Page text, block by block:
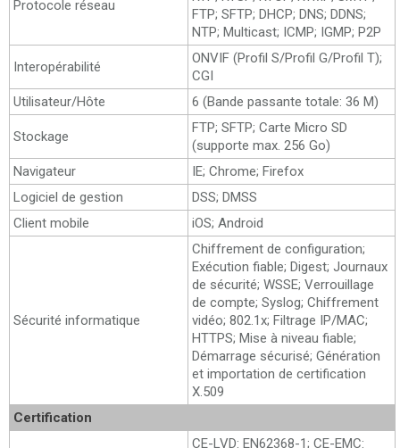
Protocole réseau
FTP; SFTP; DHCP; DNS; DDNS;
NTP; Multicast; ICMP; IGMP; P2P
Interopérabilité
ONVIF (Profil S/Profil G/Profil T);
CGI
Utilisateur/Hôte
6 (Bande passante totale: 36 M)
Stockage
FTP; SFTP; Carte Micro SD
(supporte max. 256 Go)
Navigateur
IE; Chrome; Firefox
Logiciel de gestion
DSS; DMSS
Client mobile
iOS; Android
Sécurité informatique
Chiffrement de configuration;
Exécution fiable; Digest; Journaux
de sécurité; WSSE; Verrouillage
de compte; Syslog; Chiffrement
vidéo; 802.1x; Filtrage IP/MAC;
HTTPS; Mise à niveau fiable;
Démarrage sécurisé; Génération
et importation de certification
X.509
Certification
CE-LVD: EN62368-1; CE-EMC: